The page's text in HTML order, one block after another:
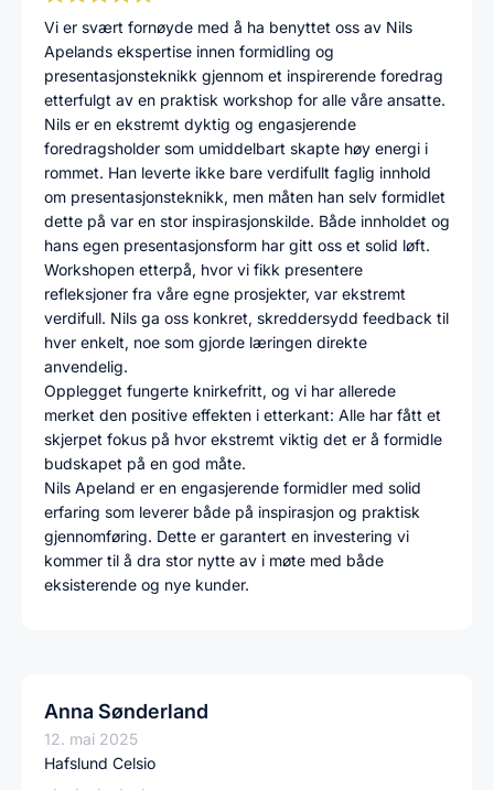
Vi er svært fornøyde med å ha benyttet oss av Nils
Apelands ekspertise innen formidling og
presentasjonsteknikk gjennom et inspirerende foredrag
etterfulgt av en praktisk workshop for alle våre ansatte.
Nils er en ekstremt dyktig og engasjerende
foredragsholder som umiddelbart skapte høy energi i
rommet. Han leverte ikke bare verdifullt faglig innhold
om presentasjonsteknikk, men måten han selv formidlet
dette på var en stor inspirasjonskilde. Både innholdet og
hans egen presentasjonsform har gitt oss et solid løft.
Workshopen etterpå, hvor vi fikk presentere
refleksjoner fra våre egne prosjekter, var ekstremt
verdifull. Nils ga oss konkret, skreddersydd feedback til
hver enkelt, noe som gjorde læringen direkte
anvendelig.
Opplegget fungerte knirkefritt, og vi har allerede
merket den positive effekten i etterkant: Alle har fått et
skjerpet fokus på hvor ekstremt viktig det er å formidle
budskapet på en god måte.
Nils Apeland er en engasjerende formidler med solid
erfaring som leverer både på inspirasjon og praktisk
gjennomføring. Dette er garantert en investering vi
kommer til å dra stor nytte av i møte med både
eksisterende og nye kunder.
Anna Sønderland
12. mai 2025
Hafslund Celsio